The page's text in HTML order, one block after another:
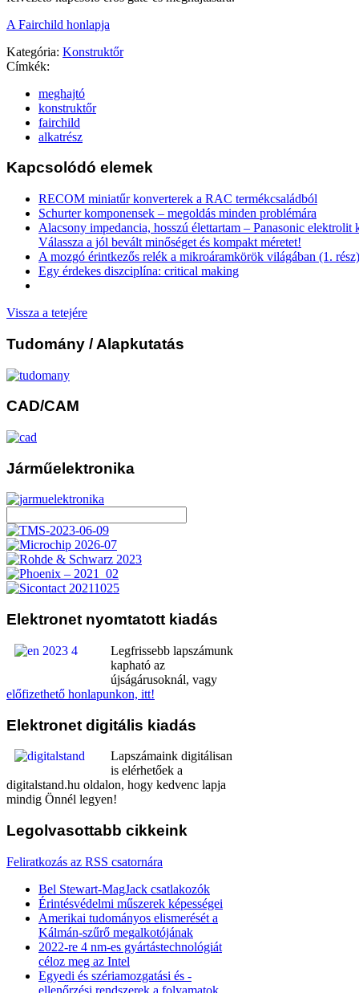
A Fairchild honlapja
Kategória: Konstruktőr
Címkék:
meghajtó
konstruktőr
fairchild
alkatrész
Kapcsolódó elemek
RECOM miniatűr konverterek a RAC termékcsaládból
Schurter komponensek – megoldás minden problémára
Alacsony impedancia, hosszú élettartam – Panasonic elektrolit
Válassza a jól bevált minőséget és kompakt méretet!
A mozgó érintkezős relék a mikroáramkörök világában (1. rész)
Egy érdekes diszciplína: critical making
Vissza a tetejére
Tudomány / Alapkutatás
CAD/CAM
Járműelektronika
Elektronet nyomtatott kiadás
Legfrissebb lapszámunk
kapható az
újságárusoknál, vagy
előfizethető honlapunkon, itt!
Elektronet digitális kiadás
Lapszámaink digitálisan
is elérhetőek a
digitalstand.hu oldalon, hogy kedvenc lapja
mindig Önnél legyen!
Legolvasottabb cikkeink
Feliratkozás az RSS csatornára
Bel Stewart-MagJack csatlakozók
Érintésvédelmi műszerek képességei
Amerikai tudományos elismerését a
Kálmán-szűrő megalkotójának
2022-re 4 nm-es gyártástechnológiát
céloz meg az Intel
Egyedi és szériamozgatási és -
ellenőrzési rendszerek a folyamatok